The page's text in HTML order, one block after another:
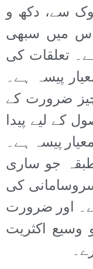
سے، دکھ و
میں سبھی
تعلقات کی
پیسہ ہے۔
ضرورت کے
کے لیے پیدا
پیسہ ہے۔
جو ساری
کی
اور ضرورت
اکثریت